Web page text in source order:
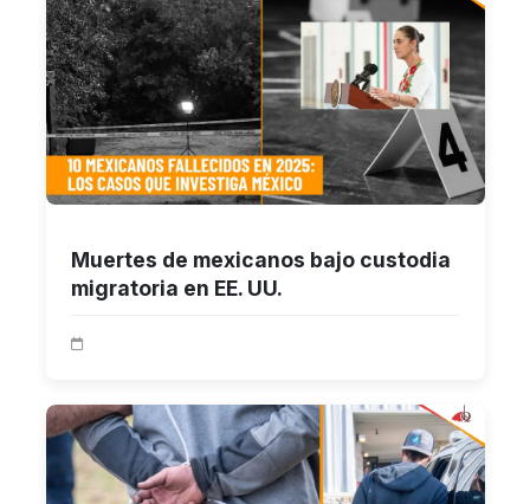
Muertes de mexicanos bajo custodia
migratoria en EE. UU.